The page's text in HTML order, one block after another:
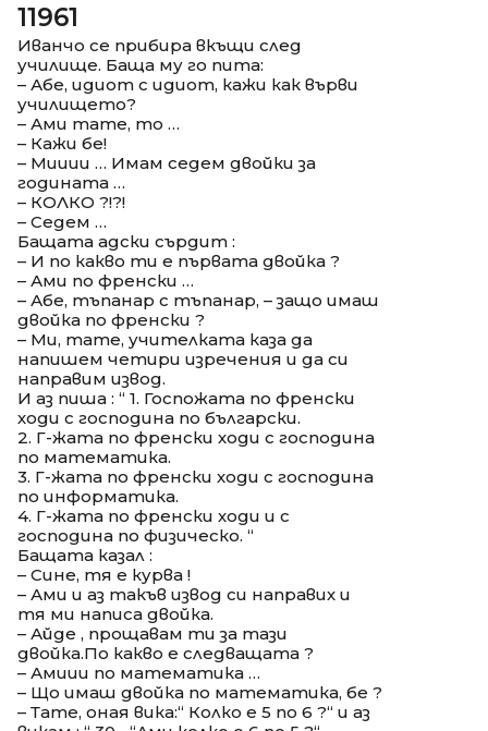
11961
Иванчо се прибира вкъщи след
училище. Баща му го пита:
– Абе, идиот с идиот, кажи как върви
училището?
– Ами тате, то …
– Кажи бе!
– Мииии … Имам седем двойки за
годината …
– КОЛКО ?!?!
– Седем …
Бащата адски сърдит :
– И по какво ти е първата двойка ?
– Ами по френски …
– Абе, тъпанар с тъпанар, – защо имаш
двойка по френски ?
– Ми, тате, учителката каза да
напишем четири изречения и да си
направим извод.
И аз пиша : “ 1. Госпожата по френски
ходи с господина по български.
2. Г-жата по френски ходи с господина
по математика.
3. Г-жата по френски ходи с господина
по информатика.
4. Г-жата по френски ходи и с
господина по физическо. “
Бащата казал :
– Сине, тя е курва !
– Ами и аз такъв извод си направих и
тя ми написа двойка.
– Айде , прощавам ти за тази
двойка.По какво е следващата ?
– Амиии по математика …
– Що имаш двойка по математика, бе ?
– Тате, оная вика:“ Колко е 5 по 6 ?“ и аз